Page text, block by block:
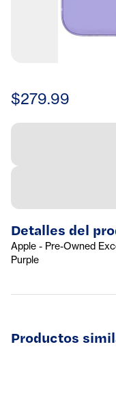
$279.99
Detalles del
Apple - Pre-Owned
Purple
Productos